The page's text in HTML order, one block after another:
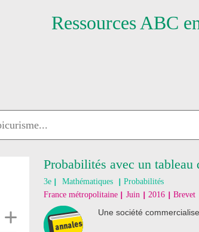
Ressources ABC
Probabilités avec un tableau
3e Mathématiques
Probabilités
France métropolitaine Juin 2016 Brevet
Une société